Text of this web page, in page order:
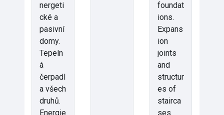
nergeti
cké a
pasivní
domy.
Tepeln
á
čerpadl
a všech
druhů.
Energie
foundat
ions.
Expans
ion
joints
and
structur
es of
stairca
ses.